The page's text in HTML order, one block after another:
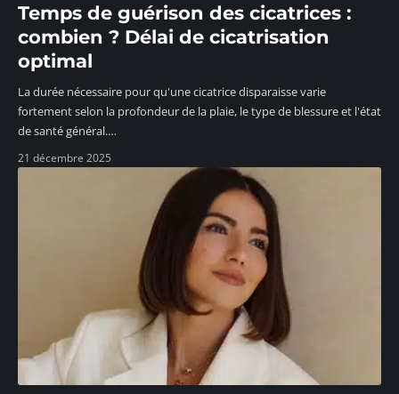
Temps de guérison des cicatrices :
combien ? Délai de cicatrisation
optimal
La durée nécessaire pour qu'une cicatrice disparaisse varie
fortement selon la profondeur de la plaie, le type de blessure et l'état
de santé général.…
21 décembre 2025